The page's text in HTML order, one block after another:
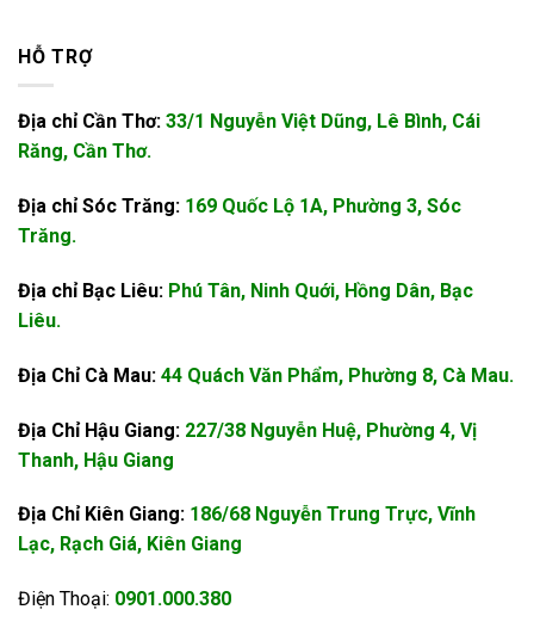
HỖ TRỢ
Địa chỉ Cần Thơ: 33/1 Nguyễn Việt Dũng, Lê Bình, Cái
Răng, Cần Thơ.
Địa chỉ Sóc Trăng: 169 Quốc Lộ 1A, Phường 3, Sóc
Trăng.
Địa chỉ Bạc Liêu: Phú Tân, Ninh Quới, Hồng Dân, Bạc
Liêu.
Địa Chỉ Cà Mau: 44 Quách Văn Phẩm, Phường 8, Cà Mau.
Địa Chỉ Hậu Giang: 227/38 Nguyễn Huệ, Phường 4, Vị
Thanh, Hậu Giang
Địa Chỉ Kiên Giang: 186/68 Nguyễn Trung Trực, Vĩnh
Lạc, Rạch Giá, Kiên Giang
Điện Thoại: 0901.000.380